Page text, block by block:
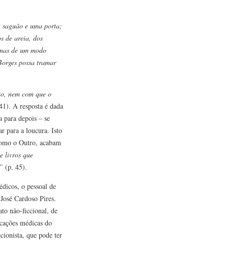
e uma porta;
de areia, dos
de um modo
possa tramar
nem com que o
A resposta é dada
para depois – se
para a loucura. Isto
o Outro, acabam
livros que
(p. 45).
o pessoal de
Cardoso Pires.
não-ficcional, de
médicas do
que pode ter